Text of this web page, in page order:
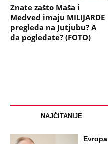
Znate zašto Maša i
Medved imaju MILIJARDE
pregleda na Jutjubu? A
da pogledate? (FOTO)
NAJČITANIJE